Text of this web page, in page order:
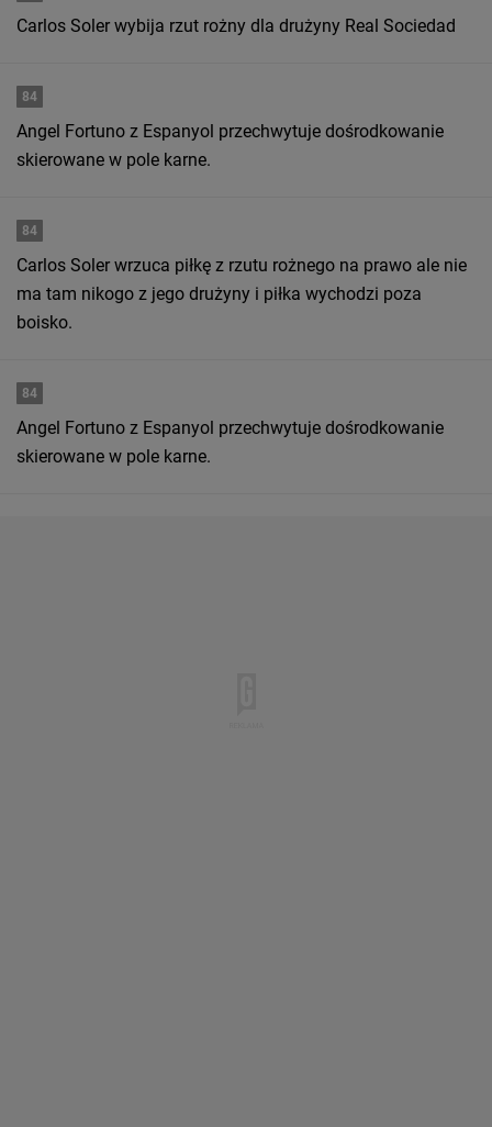
Carlos Soler wybija rzut rożny dla drużyny Real Sociedad
84
Angel Fortuno z Espanyol przechwytuje dośrodkowanie
skierowane w pole karne.
84
Carlos Soler wrzuca piłkę z rzutu rożnego na prawo ale nie
ma tam nikogo z jego drużyny i piłka wychodzi poza
boisko.
84
Angel Fortuno z Espanyol przechwytuje dośrodkowanie
skierowane w pole karne.